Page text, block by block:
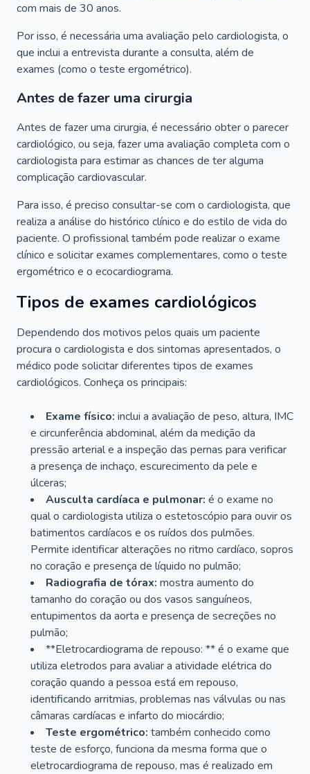
com mais de 30 anos.
Por isso, é necessária uma avaliação pelo cardiologista, o
que inclui a entrevista durante a consulta, além de
exames (como o teste ergométrico).
Antes de fazer uma cirurgia
Antes de fazer uma cirurgia, é necessário obter o parecer
cardiológico, ou seja, fazer uma avaliação completa com o
cardiologista para estimar as chances de ter alguma
complicação cardiovascular.
Para isso, é preciso consultar-se com o cardiologista, que
realiza a análise do histórico clínico e do estilo de vida do
paciente. O profissional também pode realizar o exame
clínico e solicitar exames complementares, como o teste
ergométrico e o ecocardiograma.
Tipos de exames cardiológicos
Dependendo dos motivos pelos quais um paciente
procura o cardiologista e dos sintomas apresentados, o
médico pode solicitar diferentes tipos de exames
cardiológicos. Conheça os principais:
Exame físico: inclui a avaliação de peso, altura, IMC
e circunferência abdominal, além da medição da
pressão arterial e a inspeção das pernas para verificar
a presença de inchaço, escurecimento da pele e
úlceras;
Ausculta cardíaca e pulmonar: é o exame no
qual o cardiologista utiliza o estetoscópio para ouvir os
batimentos cardíacos e os ruídos dos pulmões.
Permite identificar alterações no ritmo cardíaco, sopros
no coração e presença de líquido no pulmão;
Radiografia de tórax: mostra aumento do
tamanho do coração ou dos vasos sanguíneos,
entupimentos da aorta e presença de secreções no
pulmão;
**Eletrocardiograma de repouso: ** é o exame que
utiliza eletrodos para avaliar a atividade elétrica do
coração quando a pessoa está em repouso,
identificando arritmias, problemas nas válvulas ou nas
câmaras cardíacas e infarto do miocárdio;
Teste ergométrico: também conhecido como
teste de esforço, funciona da mesma forma que o
eletrocardiograma de repouso, mas é realizado em